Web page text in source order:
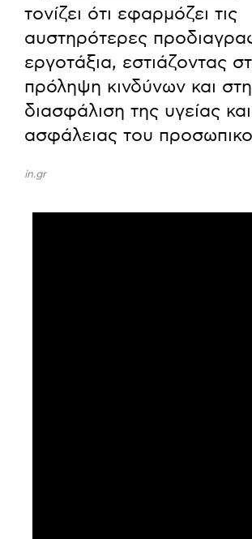
τονίζει ότι εφαρμόζει τις
αυστηρότερες
εργοτάξια, εστιάζοντας
πρόληψη κινδύνων και στη
διασφάλιση της υγείας
ασφάλειας του
in.gr